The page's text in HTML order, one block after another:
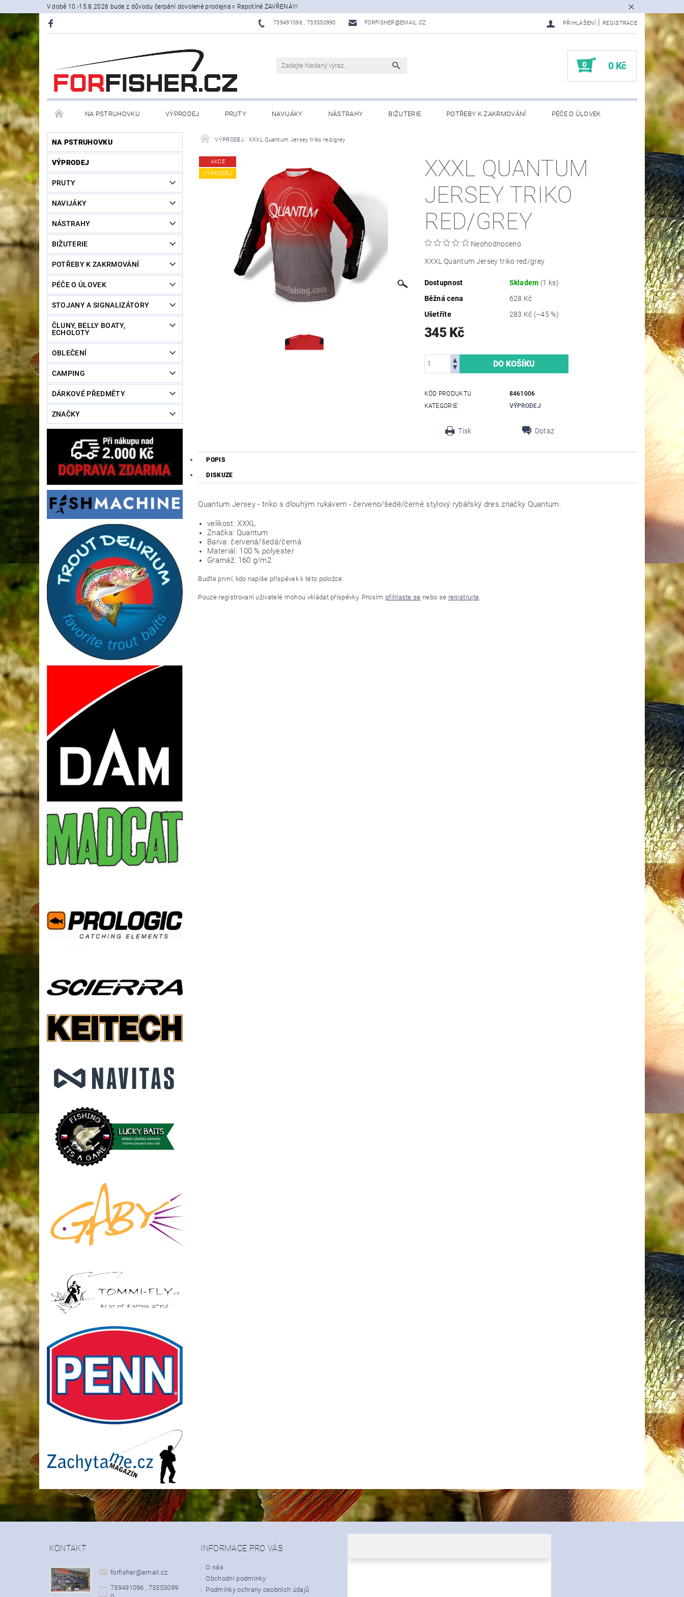
V době 10.-15.8.2026 bude z důvodu čerpání dovolené prodejna v Rapotíně ZAVŘENÁ!!!
739491096 , 733530990 FORFISHER@EMAIL.CZ PŘIHLÁŠENÍ REGISTRACE
0 0 Kč
NA PSTRUHOVKU VÝPRODEJ PRUTY NAVIJÁKY NÁSTRAHY BIŽUTERIE POTŘEBY K ZAKRMOVÁNÍ PÉČE O ÚLOVEK
STOJANY A SIGNALIZÁTORY ČLUNY, BELLY BOATY, ECHOLOTY OBLEČENÍ
PRODÁVANÉ ZNAČKY NOVINKY U NÁS BLOG
NA PSTRUHOVKU
VÝPRODEJ
PRUTY
NAVIJÁKY
NÁSTRAHY
BIŽUTERIE
POTŘEBY K ZAKRMOVÁNÍ
PÉČE O ÚLOVEK
STOJANY A SIGNALIZÁTORY
ČLUNY, BELLY BOATY,
ECHOLOTY
OBLEČENÍ
CAMPING
DÁRKOVÉ PŘEDMĚTY
ZNAČKY
VÝPRODEJ XXXL Quantum Jersey triko red/grey
AKCE
VÝPRODEJ
XXXL QUANTUM
JERSEY TRIKO
RED/GREY
Neohodnoceno
XXXL Quantum Jersey triko red/grey
Dostupnost Skladem (1 ks)
Běžná cena
628 Kč
Ušetříte
283 Kč (–45 %)
345 Kč
KÓD PRODUKTU
8461006
KATEGORIE
VÝPRODEJ
Tisk Dotaz
POPIS
DISKUZE
Quantum Jersey - triko s dlouhým rukávem - červeno/šedé/černé stylový rybářský dres značky Quantum.
velikost: XXXL
Značka: Quantum
Barva: červená/šedá/černá
Materiál: 100 % polyester
Gramáž: 160 g/m2
Buďte první, kdo napíše příspěvek k této položce.
Pouze registrovaní uživatelé mohou vkládat příspěvky. Prosím přihlaste se nebo se registrujte
KONTAKT
forfisher@email.cz
739491096 , 73353099
INFORMACE PRO VÁS
O nás
Obchodní podmínky
Podmínky ochrany osobních údajů